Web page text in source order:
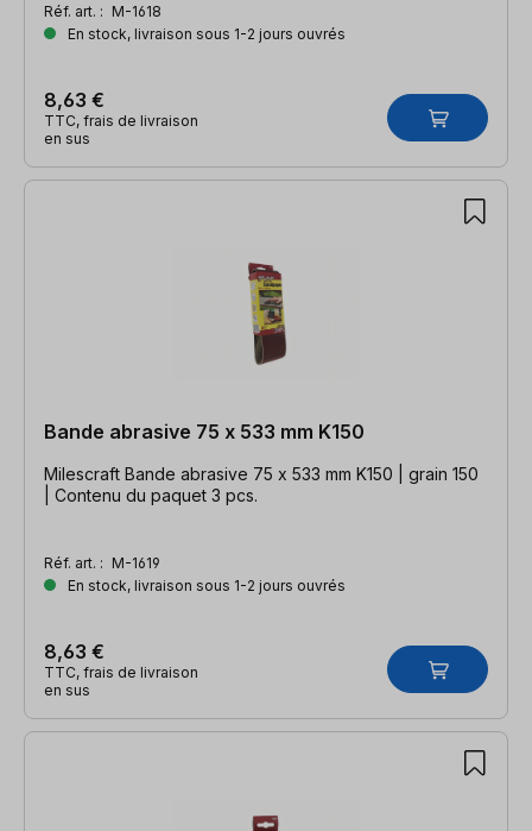
Réf. art. : M-1618
En stock, livraison sous 1-2 jours ouvrés
8,63 €
TTC, frais de livraison
en sus
Bande abrasive 75 x 533 mm K150
Milescraft Bande abrasive 75 x 533 mm K150 | grain 150
| Contenu du paquet 3 pcs.
Réf. art. : M-1619
En stock, livraison sous 1-2 jours ouvrés
8,63 €
TTC, frais de livraison
en sus